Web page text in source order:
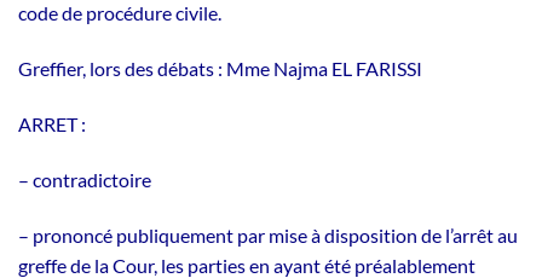
code de procédure civile.
Greffier, lors des débats : Mme Najma EL FARISSI
ARRET :
– contradictoire
– prononcé publiquement par mise à disposition de l’arrêt au
greffe de la Cour, les parties en ayant été préalablement